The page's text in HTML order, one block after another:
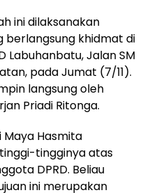
ini dilaksanakan
berlangsung khidmat di
Labuhanbatu, Jalan SM
pada Jumat (7/11).
langsung oleh
Priadi Ritonga.
Hasmita
tingginya atas
DPRD. Beliau
ini merupakan